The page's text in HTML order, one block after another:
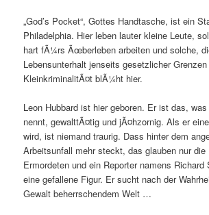
„God’s Pocket“, Gottes Handtasche, ist ein
Philadelphia. Hier leben lauter kleine Leute,
hart fÃ¼rs Ãœberleben arbeiten und solche,
Lebensunterhalt jenseits gesetzlicher
KleinkriminalitÃ¤t blÃ¼ht hier.
Leon Hubbard ist hier geboren. Er ist das,
nennt, gewalttÃ¤tig und jÃ¤hzornig. Als er
wird, ist niemand traurig. Dass hinter dem
Arbeitsunfall mehr steckt, das glauben nur die
Ermordeten und ein Reporter namens
eine gefallene Figur. Er sucht nach der
Gewalt beherrschendem Welt …